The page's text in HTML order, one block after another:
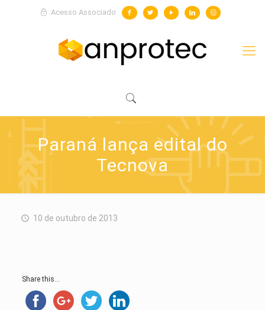
Acesso Associado
Paraná lança edital do
Tecnova
10 de outubro de 2013
Share this...